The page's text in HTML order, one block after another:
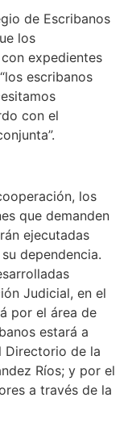
de Escribanos
los
expedientes
escribanos
con el
los
que demanden
ejecutadas
dependencia.
Judicial, en el
por el área de
estará a
Directorio de la
Ríos; y por el
a través de la